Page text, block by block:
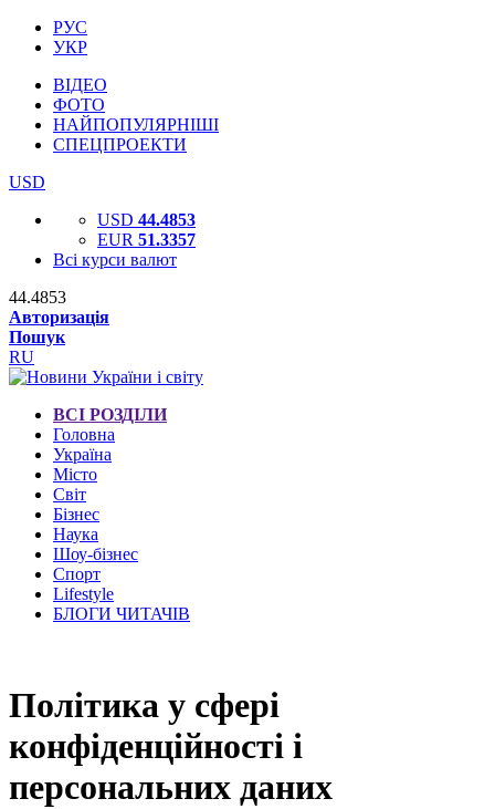
РУС
УКР
ВІДЕО
ФОТО
НАЙПОПУЛЯРНІШІ
СПЕЦПРОЕКТИ
USD
USD 44.4853
EUR 51.3357
Всі курси валют
44.4853
Авторизація
Пошук
RU
ВСІ РОЗДІЛИ
Головна
Україна
Місто
Світ
Бізнес
Наука
Шоу-бізнес
Спорт
Lifestyle
БЛОГИ ЧИТАЧІВ
Політика у сфері
конфіденційності і
персональних даних